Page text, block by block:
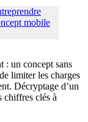
: un concept sans
limiter les charges
Décryptage d’un
chiffres clés à